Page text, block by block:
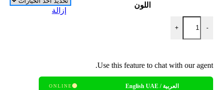
اللون
إزالة
-
+
Use this feature to chat with our agent.
العربية / English UAE ONLINE